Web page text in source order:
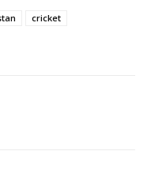
cricket